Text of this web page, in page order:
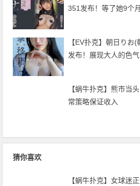
351发布！等了她9个
红奶头的她用人生初
【EV扑克】朝日りお
发布！展现大人的色
【蜗牛扑克】熊市当
常策略保证收入
猜你喜欢
【蜗牛扑克】女球迷